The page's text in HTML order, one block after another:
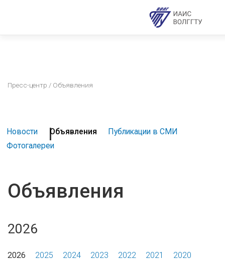
Пресс-центр / Объявления
Новости Объявления
Публикации в СМИ
Фотогалереи
Объявления
2026
2026 2025 2024 2023 2022 2021
2020